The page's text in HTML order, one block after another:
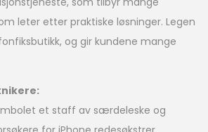
leter etter praktiske løsninger. Legen
og gir kundene mange
et staff av særdeleske og